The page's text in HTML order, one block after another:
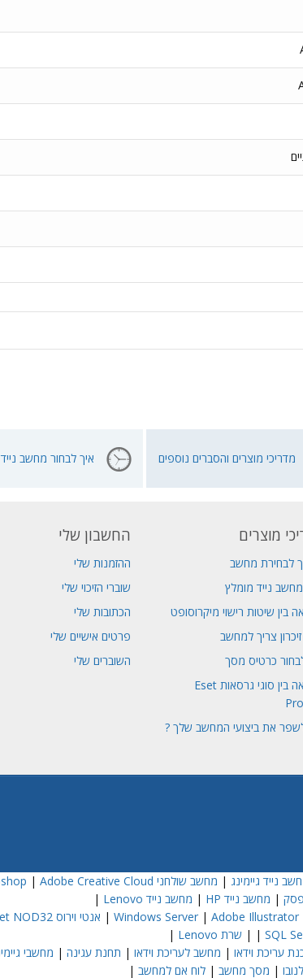
מדריכי מוצרים והסברים נוספים איך לבחור מחשב נייד
מוצרים
לבחירת מחשב
מחשב נייד מומלץ
בין שיטות רישוי מיקרוסופט
צריך למחשב
כרטיס מסך
השוואה בין סוגי גרסאות Eset
את ביצועי המחשב שלך ?
החשבון שלי
ההזמנות שלי
שוברי הזיכוי שלי
הכתובות שלי
פרטים אישיים שלי
השוברים שלי
נייד גיימינג | מחשב שולחני Dell | Adobe Creative Cloud
| מחשב נייד HP | מחשב נייד Lenovo
|
Windows Server | Adobe Illustrator
| אנטי וירוס Eset NOD32
| SQL
| שרת Lenovo
|
עריכת וידאו | מחשב לעריכת וידאו | תחנת עגינה | מחשבי
| מסך מחשב |לוח אם למחשב |